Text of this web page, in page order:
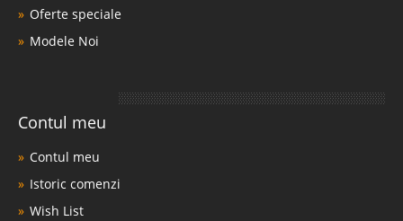
Oferte speciale
Modele Noi
Contul meu
Contul meu
Istoric comenzi
Wish List